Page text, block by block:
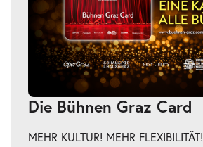
Die Bühnen Graz Card
MEHR KULTUR! MEHR FLEXIBILITÄT!